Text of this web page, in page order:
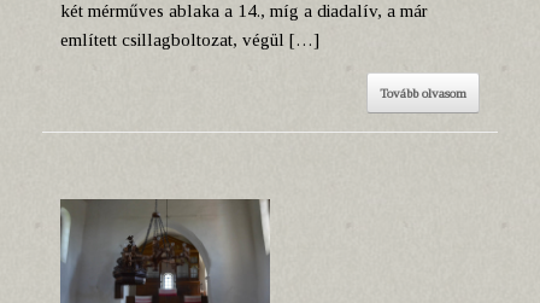
két mérműves ablaka a 14., míg a diadalív, a már
említett csillagboltozat, végül […]
Tovább olvasom